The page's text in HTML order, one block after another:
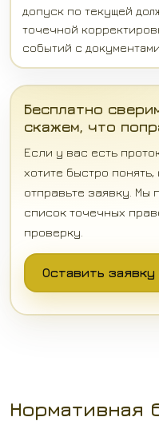
допуск по текущей
точечной
событий с
Бесплатно
скажем, что
Если у вас есть
хотите быстро
отправьте заявку. Мы
список точечных
проверку.
Оставить
Нормативная